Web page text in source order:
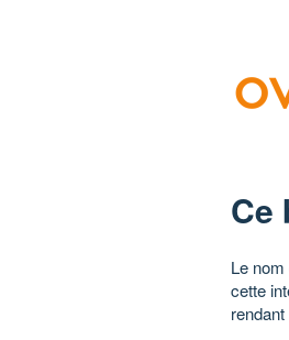
Ce
Le
cette